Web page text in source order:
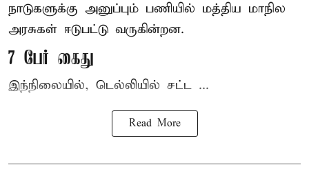
நாடுகளுக்கு அனுப்பும் பணியில் மத்திய மாநில
அரசுகள் ஈடுபட்டு வருகின்றன.
7 பேர் கைது
இந்நிலையில், டெல்லியில் சட்ட ...
Read More